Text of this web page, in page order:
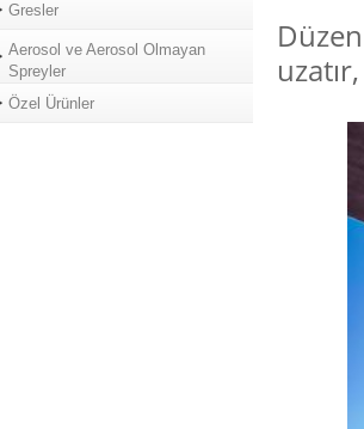
Gresler
Aerosol ve Aerosol Olmayan
Spreyler
Özel Ürünler